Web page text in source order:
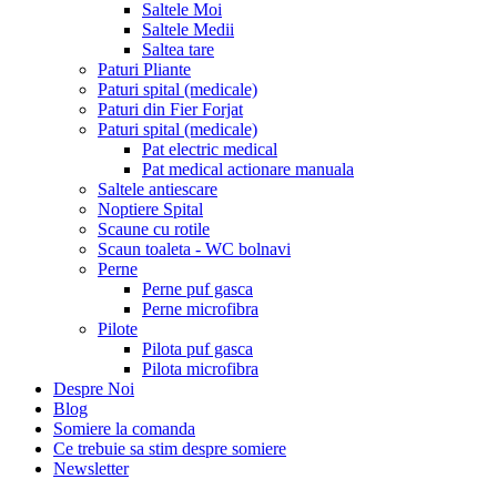
Saltele Moi
Saltele Medii
Saltea tare
Paturi Pliante
Paturi spital (medicale)
Paturi din Fier Forjat
Paturi spital (medicale)
Pat electric medical
Pat medical actionare manuala
Saltele antiescare
Noptiere Spital
Scaune cu rotile
Scaun toaleta - WC bolnavi
Perne
Perne puf gasca
Perne microfibra
Pilote
Pilota puf gasca
Pilota microfibra
Despre Noi
Blog
Somiere la comanda
Ce trebuie sa stim despre somiere
Newsletter